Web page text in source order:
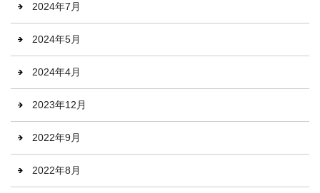
2024年7月
2024年5月
2024年4月
2023年12月
2022年9月
2022年8月